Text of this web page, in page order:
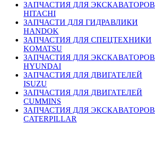
ЗАПЧАСТИЯ ДЛЯ ЭКСКАВАТОРОВ
HITACHI
ЗАПЧАСТИ ДЛЯ ГИДРАВЛИКИ
HANDOK
ЗАПЧАСТИЯ ДЛЯ СПЕЦТЕХНИКИ
KOMATSU
ЗАПЧАСТИЯ ДЛЯ ЭКСКАВАТОРОВ
HYUNDAI
ЗАПЧАСТИЯ ДЛЯ ДВИГАТЕЛЕЙ
ISUZU
ЗАПЧАСТИЯ ДЛЯ ДВИГАТЕЛЕЙ
CUMMINS
ЗАПЧАСТИЯ ДЛЯ ЭКСКАВАТОРОВ
CATERPILLAR